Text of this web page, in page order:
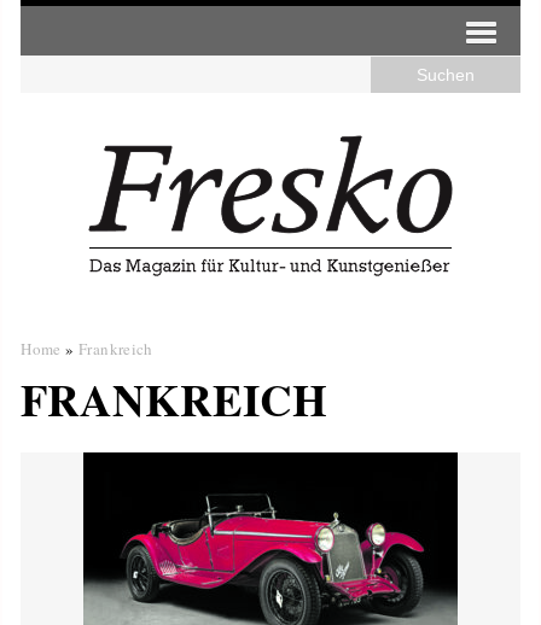
Home » Frankreich
FRANKREICH